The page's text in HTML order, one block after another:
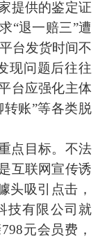
提供的鉴定证
“退一赔三”遭
台发货时间不
现问题后往往
台应强化主体
转账”等各类脱
点目标。不法
互联网宣传诱
头吸引点击，
技有限公司就
元会员费，